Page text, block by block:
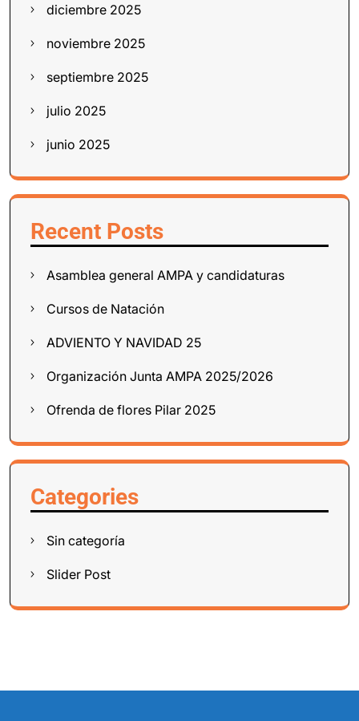
diciembre 2025
noviembre 2025
septiembre 2025
julio 2025
junio 2025
Recent Posts
Asamblea general AMPA y candidaturas
Cursos de Natación
ADVIENTO Y NAVIDAD 25
Organización Junta AMPA 2025/2026
Ofrenda de flores Pilar 2025
Categories
Sin categoría
Slider Post